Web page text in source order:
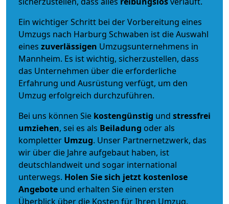
Ein wichtiger Schritt bei der Vorbereitung eines
Umzugs nach Harburg Schwaben ist die Auswahl
eines zuverlässigen Umzugsunternehmens in
Mannheim. Es ist wichtig, sicherzustellen, dass
das Unternehmen über die erforderliche
Erfahrung und Ausrüstung verfügt, um den
Umzug erfolgreich durchzuführen.
Bei uns können Sie kostengünstig und stressfrei
umziehen, sei es als Beiladung oder als
kompletter Umzug. Unser Partnernetzwerk, das
wir über die Jahre aufgebaut haben, ist
deutschlandweit und sogar international
unterwegs. Holen Sie sich jetzt kostenlose
Angebote und erhalten Sie einen ersten
Überblick über die Kosten für Ihren Umzug.